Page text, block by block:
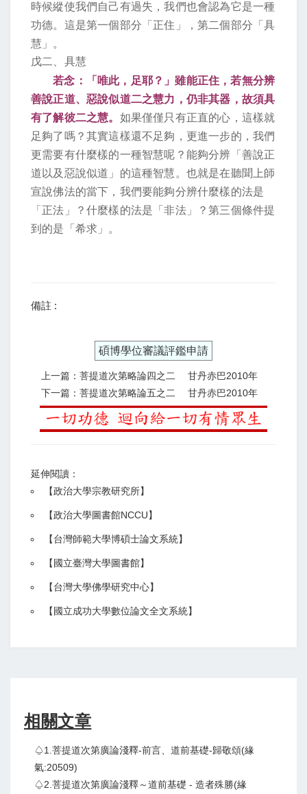
時候縱使我們自己有過失，我們也會認為它是一種
功德。這是第一個部分「正住」，第二個部分「具
慧」。
戊二、具慧
若念：「唯此，足耶？」雖能正住，若無分辨
善說正道、惡說似道二之慧力，仍非其器，故須具
有了解彼二之慧。 如果僅僅只有正直的心，這樣就
足夠了嗎？其實這樣還不足夠，更進一步的，我們
更需要有什麼樣的一種智慧呢？能夠分辨「善說正
道以及惡說似道」的這種智慧。也就是在聽聞上師
宣說佛法的當下，我們要能夠分辨什麼樣的法是
「正法」？什麼樣的法是「非法」？第三個條件提
到的是「希求」。
備註 :
碩博學位審議評鑑申請
上一篇：菩提道次第略論四之二 甘丹赤巴2010年
下一篇：菩提道次第略論五之二 甘丹赤巴2010年
延伸閱讀：
【政治大學宗教研究所】
【政治大學圖書館NCCU】
【台灣師範大學博碩士論文系統】
【 國立臺灣大學圖書館】
【台灣大學佛學研究中心】
【 國立成功大學數位論文全文系統】
相關文章
♤1.菩提道次第廣論淺釋-前言、道前基礎-歸敬頌(緣
氣:20509)
♤2.菩提道次第廣論淺釋～道前基礎 - 造者殊勝(緣